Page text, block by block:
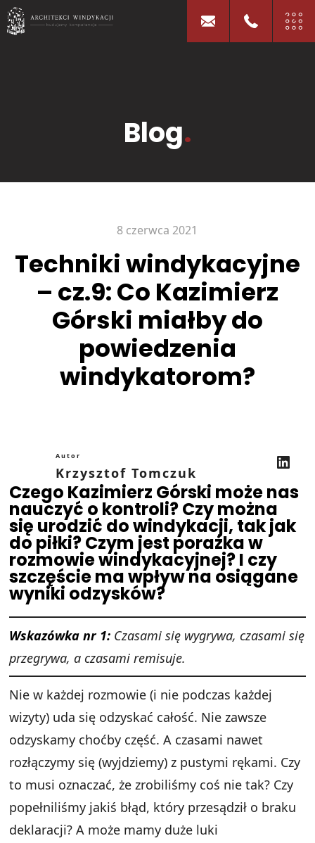
Blog.
8 czerwca 2021
Techniki windykacyjne
– cz.9: Co Kazimierz
Górski miałby do
powiedzenia
windykatorom?
Autor
Krzysztof Tomczuk
LinkedIn
Czego Kazimierz Górski może nas
nauczyć o kontroli? Czy można
się urodzić do windykacji, tak jak
do piłki? Czym jest porażka w
rozmowie windykacyjnej? I czy
szczęście ma wpływ na osiągane
wyniki odzysków?
Wskazówka nr 1: Czasami się wygrywa, czasami się
przegrywa, a czasami remisuje.
Nie w każdej rozmowie (i nie podczas każdej
wizyty) uda się odzyskać całość. Nie zawsze
odzyskamy choćby część. A czasami nawet
rozłączymy się (wyjdziemy) z pustymi rękami. Czy
to musi oznaczać, że zrobiliśmy coś nie tak? Czy
popełniliśmy jakiś błąd, który przesądził o braku
deklaracji? A może mamy duże luki